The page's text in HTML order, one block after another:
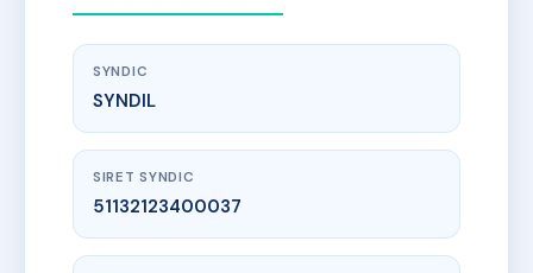
SYNDIC
SYNDIL
SIRET SYNDIC
51132123400037